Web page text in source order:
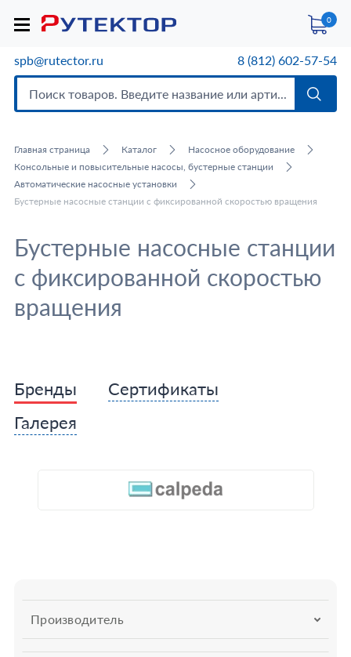
0
spb@rutector.ru 8 (812) 602-57-54
Главная страница Каталог
Насосное оборудование
Консольные и повысительные насосы, бустерные станции
Автоматические насосные установки
Бустерные насосные станции с фиксированной скоростью вращения
Бустерные насосные станции
с фиксированной скоростью
вращения
Бренды
Сертификаты
Галерея
Производитель